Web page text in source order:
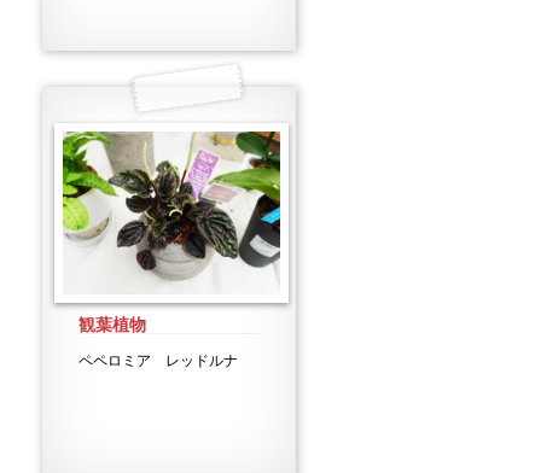
観葉植物
ペペロミア レッドルナ